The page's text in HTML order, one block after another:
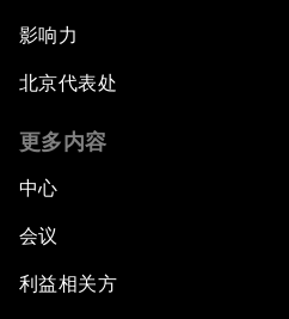
影响力
北京代表处
更多内容
中心
会议
利益相关方